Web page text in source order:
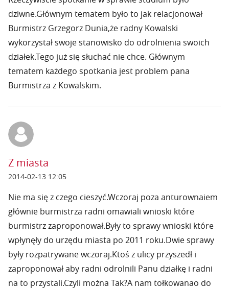
dziwne.Głównym tematem było to jak relacjonował
Burmistrz Grzegorz Dunia,że radny Kowalski
wykorzystał swoje stanowisko do odrolnienia swoich
działek.Tego już się słuchać nie chce. Głównym
tematem każdego spotkania jest problem pana
Burmistrza z Kowalskim.
Z miasta
2014-02-13 12:05
Nie ma się z czego cieszyć.Wczoraj poza anturownaiem
głównie burmistrza radni omawiali wnioski które
burmistrz zaproponował.Były to sprawy wnioski które
wpłynęły do urzędu miasta po 2011 roku.Dwie sprawy
były rozpatrywane wczoraj.Ktoś z ulicy przyszedł i
zaproponował aby radni odrolnili Panu działkę i radni
na to przystali.Czyli można Tak?A nam tołkowanao do